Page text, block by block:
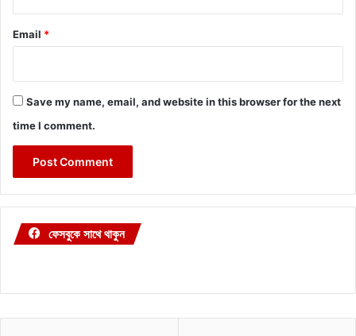
Email *
Save my name, email, and website in this browser for the next
time I comment.
ফেসবুকে সাথে থাকুন